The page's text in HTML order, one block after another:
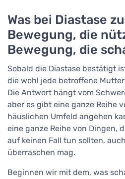
Was bei Diastase
Bewegung, die
Bewegung, die
Sobald die Diastase bestätigt
die wohl jede betroffene
Die Antwort hängt vom
aber es gibt eine ganze Reihe
häuslichen Umfeld angehen
eine ganze Reihe von Dingen,
auf keinen Fall tun sollten,
überraschen mag.
Beginnen wir mit dem, was